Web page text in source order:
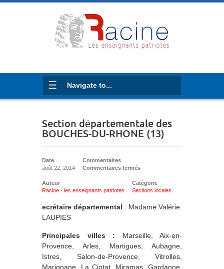
Navigate to...
Section départementale des
BOUCHES-DU-RHONE (13)
Date
août 22, 2014
Commentaires
Commentaires fermés
Auteur
Racine - les enseignants patriotes
Catégorie
Sections locales
ecrétaire départemental : Madame Valérie
LAUPIES
Principales villes : Marseille, Aix-en-
Provence, Arles, Martigues, Aubagne,
Istres, Salon-de-Provence, Vitrolles,
Marignane, La Ciotat, Miramas, Gardanne,